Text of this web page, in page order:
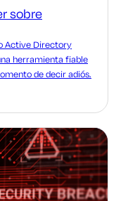
sobre
Active Directory
herramienta fiable
de decir adiós.